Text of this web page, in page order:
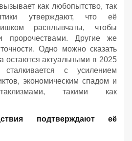
как любопытство, так
утверждают, что её
расплывчаты, чтобы
пророчествами. Другие же
Одно можно сказать
остаются актуальными в 2025
с усилением
экономическим спадом и
такими как
подтверждают её